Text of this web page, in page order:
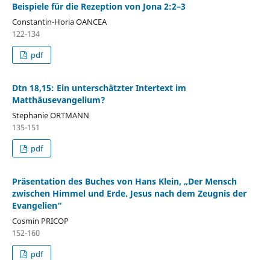
Beispiele für die Rezeption von Jona 2:2–3
Constantin-Horia OANCEA
122-134
pdf
Dtn 18,15: Ein unterschätzter Intertext im
Matthäusevangelium?
Stephanie ORTMANN
135-151
pdf
Präsentation des Buches von Hans Klein, „Der Mensch
zwischen Himmel und Erde. Jesus nach dem Zeugnis der
Evangelien“
Cosmin PRICOP
152-160
pdf